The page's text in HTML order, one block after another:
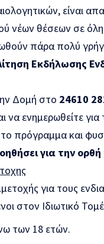
είναι
νέων θέσεων σε
πάρα πολύ
Εκδήλωσης
Δομή στο 24610
ενημερωθείτε για
πρόγραμμα και
για την
για τους
στον Ιδιωτικό
των 18 ετών.